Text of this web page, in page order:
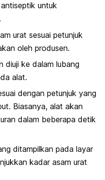
untuk
urat sesuai petunjuk
oleh produsen.
diuji ke dalam lubang
alat.
dengan petunjuk yang
Biasanya, alat akan
dalam beberapa detik
ditampilkan pada layar
kadar asam urat